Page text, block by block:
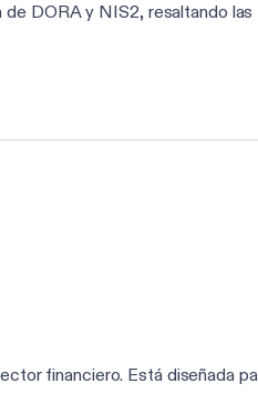
DORA y NIS2, resaltando las
financiero. Está diseñada